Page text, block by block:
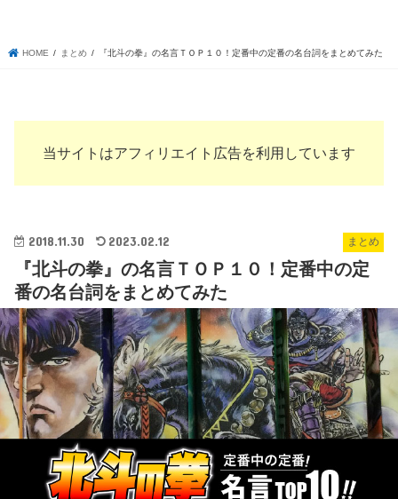
HOME まとめ 『北斗の拳』の名言ＴＯＰ１０！定番中の定番の名台詞をまとめてみた
当サイトはアフィリエイト広告を利用しています
まとめ
2018.11.30 2023.02.12
『北斗の拳』の名言ＴＯＰ１０！定番中の定
番の名台詞をまとめてみた